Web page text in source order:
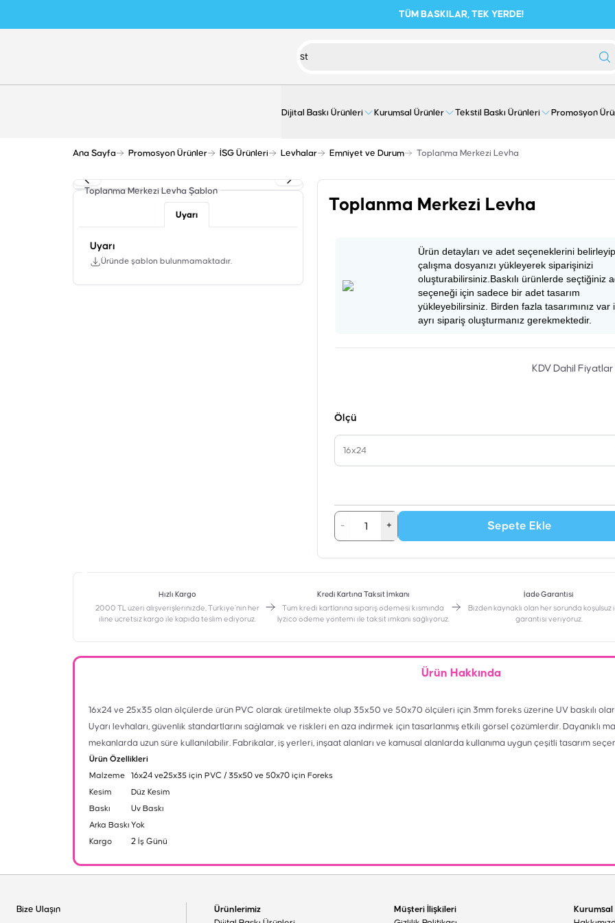
TÜM BASKILAR, TEK YERDE!
Dijital Baskı Ürünleri Kurumsal Ürünler Tekstil Baskı Ürünleri Promosyon
Ana Sayfa Promosyon Ürünler İSG Ürünleri Levhalar Emniyet ve Durum Toplanma Merkezi Levha
Toplanma Merkezi Levha Şablon
Uyarı
Uyarı
Üründe şablon bulunmamaktadır.
Toplanma Merkezi Levha
Ürün detayları ve adet seçeneklerini belirleyip
çalışma dosyanızı yükleyerek siparişinizi
oluşturabilirsiniz.Baskılı ürünlerde seçtiğiniz
seçeneği için sadece bir adet tasarım
yükleyebilirsiniz. Birden fazla tasarımınız var
ayrı sipariş oluşturmanız gerekmektedir.
KDV Dahil Fiyatlar
Ölçü
16x24
- + Sepete Ekle
Hızlı Kargo
2000 TL üzeri alışverişlerinizde, Türkiye’nin her
iline ücretsiz kargo ile kapıda teslim ediyoruz.
Kredi Kartına Taksit İmkanı
‎Tüm kredi kartlarına sipariş ödemesi kısmında
İyzico ödeme yöntemi ile taksit imkanı sağlıyoruz.
İade Garantisi
Bizden kaynaklı olan her sorunda koşulsuz
garantisi veriyoruz.
Ürün Hakkında
16x24 ve 25x35 olan ölçülerde ürün PVC olarak üretilmekte olup 35x50 ve 50x70 ölçüleri için 3mm foreks üzerine UV baskılı
Uyarı levhaları, güvenlik standartlarını sağlamak ve riskleri en aza indirmek için tasarlanmış etkili görsel çözümlerdir. Dayanıklı
mekanlarda uzun süre kullanılabilir. Fabrikalar, iş yerleri, inşaat alanları ve kamusal alanlarda kullanıma uygun çeşitli tasarım
Ürün Özellikleri
Malzeme
16x24 ve25x35 için PVC / 35x50 ve 50x70 için Foreks
Kesim
Düz Kesim
Baskı
Uv Baskı
Arka Baskı Yok
Kargo
2 İş Günü
Bize Ulaşın
Ürünlerimiz
Müşteri İlişkileri
Kurumsal